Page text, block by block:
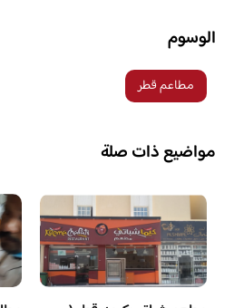
الوسوم
مطاعم قطر
مواضيع ذات صلة